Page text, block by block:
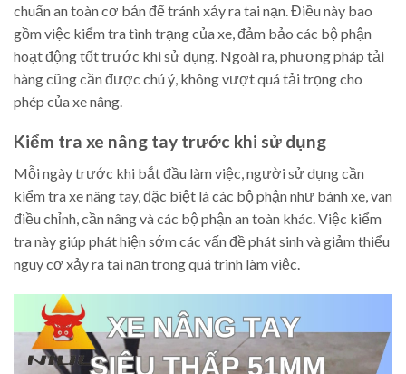
chuẩn an toàn cơ bản để tránh xảy ra tai nạn. Điều này bao
gồm việc kiểm tra tình trạng của xe, đảm bảo các bộ phận
hoạt động tốt trước khi sử dụng. Ngoài ra, phương pháp tải
hàng cũng cần được chú ý, không vượt quá tải trọng cho
phép của xe nâng.
Kiểm tra xe nâng tay trước khi sử dụng
Mỗi ngày trước khi bắt đầu làm việc, người sử dụng cần
kiểm tra xe nâng tay, đặc biệt là các bộ phận như bánh xe, van
điều chỉnh, cần nâng và các bộ phận an toàn khác. Việc kiểm
tra này giúp phát hiện sớm các vấn đề phát sinh và giảm thiểu
nguy cơ xảy ra tai nạn trong quá trình làm việc.